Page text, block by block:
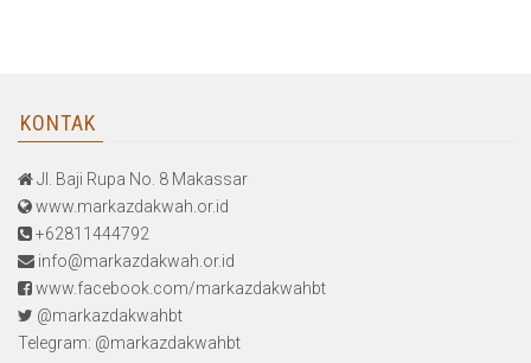
KONTAK
Jl. Baji Rupa No. 8 Makassar
www.markazdakwah.or.id
+62811444792
info@markazdakwah.or.id
www.facebook.com/markazdakwahbt
@markazdakwahbt
Telegram: @markazdakwahbt